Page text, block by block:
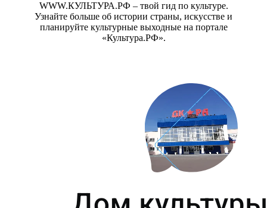
WWW.КУЛЬТУРА.РФ – твой гид по культуре.
Узнайте больше об истории страны, искусстве и
планируйте культурные выходные на портале
«Культура.РФ».